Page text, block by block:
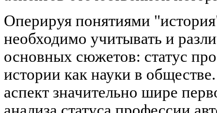
Оперируя понятиями
необходимо учитывать и
основных сюжетов: статус
истории как науки в
аспект значительно шире